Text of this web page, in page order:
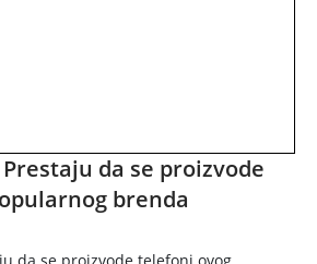
da se proizvode
brenda